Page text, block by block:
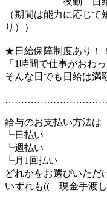
（期間は能力に応じ
り））
★日給保障制度あり！！
「1時間で仕事がおわ
そんな日でも日給は
給与のお支払い方法は
┗日払い
┗週払い
┗月1回払い
どれかをお選びいただ
いずれも(( 現金手渡